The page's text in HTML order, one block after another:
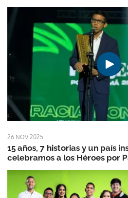
26 NOV 2025
15 años, 7 historias y un país
celebramos a los Héroes por